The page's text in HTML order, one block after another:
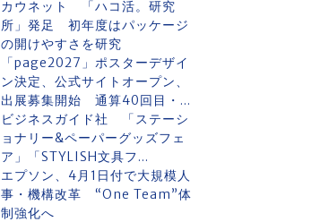
カウネット 「ハコ活。研究
所」発足 初年度はパッケージ
の開けやすさを研究
「page2027」ポスターデザイ
ン決定、公式サイトオープン、
出展募集開始 通算40回目・...
ビジネスガイド社 「ステーシ
ョナリー&ペーパーグッズフェ
ア」「STYLISH文具フ...
エプソン、4月1日付で大規模人
事・機構改革 “One Team”体
制強化へ